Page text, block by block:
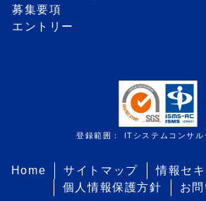
募集要項
エントリー
登録範囲： ITシステムコンサル
Home サイトマップ
情報セ
個人情報保護方針
お